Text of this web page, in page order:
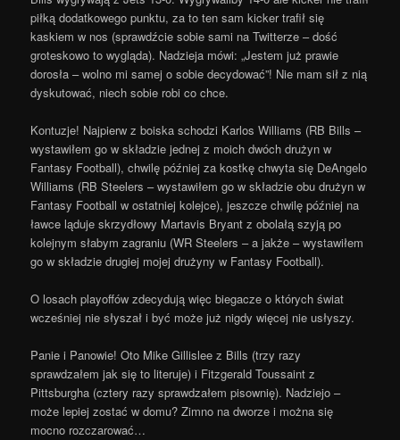
piłką dodatkowego punktu, za to ten sam kicker trafił się
kaskiem w nos (sprawdźcie sobie sami na Twitterze – dość
groteskowo to wygląda). Nadzieja mówi: „Jestem już prawie
dorosła – wolno mi samej o sobie decydować”! Nie mam sił z nią
dyskutować, niech sobie robi co chce.
Kontuzje! Najpierw z boiska schodzi Karlos Williams (RB Bills –
wystawiłem go w składzie jednej z moich dwóch drużyn w
Fantasy Football), chwilę później za kostkę chwyta się DeAngelo
Williams (RB Steelers – wystawiłem go w składzie obu drużyn w
Fantasy Football w ostatniej kolejce), jeszcze chwilę później na
ławce ląduje skrzydłowy Martavis Bryant z obolałą szyją po
kolejnym słabym zagraniu (WR Steelers – a jakże – wystawiłem
go w składzie drugiej mojej drużyny w Fantasy Football).
O losach playoffów zdecydują więc biegacze o których świat
wcześniej nie słyszał i być może już nigdy więcej nie usłyszy.
Panie i Panowie! Oto Mike Gillislee z Bills (trzy razy
sprawdzałem jak się to literuje) i Fitzgerald Toussaint z
Pittsburgha (cztery razy sprawdzałem pisownię). Nadziejo –
może lepiej zostać w domu? Zimno na dworze i można się
mocno rozczarować…